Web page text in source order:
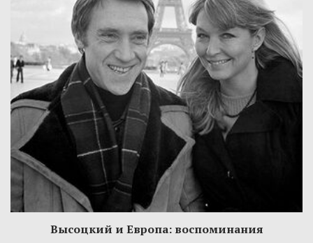
Высоцкий и Европа: воспоминания